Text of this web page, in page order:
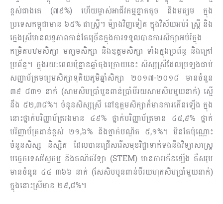
ខ្ពស់ជាងគេ (៧៩%) ហើយម្ចាស់ឤជីវកម្មខ្នាតតូច និងមធ្យម ក្នុង
ប្រទេសកម្ពុជាមាន ៦៥% ជាស្ត្រី។ ម៉្យាងវិញទៀត ក្នុងវិស័យអប់រំ ស្ត្រី និង
ក្មេងស្រីមានលទ្ធភាពកាន់តែច្រើនក្នុងការទទួលបានការសិក្សាអប់រំក្នុង
កម្រិតបឋមសិក្សា មធ្យមសិក្សា និងឧត្តមសិក្សា ទាំងក្នុងប្រព័ន្ធ និងក្រៅ
ប្រព័ន្ធ។ ក្នុងរយៈពេលប៉ុន្មានឆ្នាំចុងក្រោយនេះ សិស្សស្រីដែលប្រឡងជាប់
សញ្ញាប័ត្រមធ្យមសិក្សាទុតិយភូមិឆ្នាំសិក្សា ២០១៧-២០១៨ មានចំនួន
៣៩ ៨៣១ នាក់ (សាមសិបប្រាំបួនពាន់ប្រាំបីរយសាមសិបមួយនាក់) ស្មើ
នឹង ៥២,៣៨%។ ចំនួនសិស្សស្រី នៅឧត្តមសិក្សាក៏មានការកើនឡើង ក្នុង
នោះថ្នាក់បរិញ្ញាប័ត្ររងមាន ៤៩% ថ្នាក់បរិញ្ញាប័ត្រមាន ៤៥,៩% ថ្នាក់
បរិញ្ញាប័ត្រជាន់ខ្ពស់ ២១,៦% និងថ្នាក់បណ្ឌិត ៥,១%។ មិនតែប៉ុណ្ណោះ
ចំនួនសិស្ស និស្សិត ដែលបានជ្រើសរើសមុខវិជ្ជាទាក់ទងនឹងវិទ្យាសាស្ត្រ
បច្ចេកទេសវិស្វកម្ម និងគណិតវិទ្យា (STEM) មានការកើនឡើង គឺសរុប
មានចំនួន ៤៤ ៣៦៦ នាក់ (សែសិបបួនពាន់បីរយហុកសិបប្រាំមួយនាក់)
ក្នុងនោះស្រីមាន ២៩,៨%។